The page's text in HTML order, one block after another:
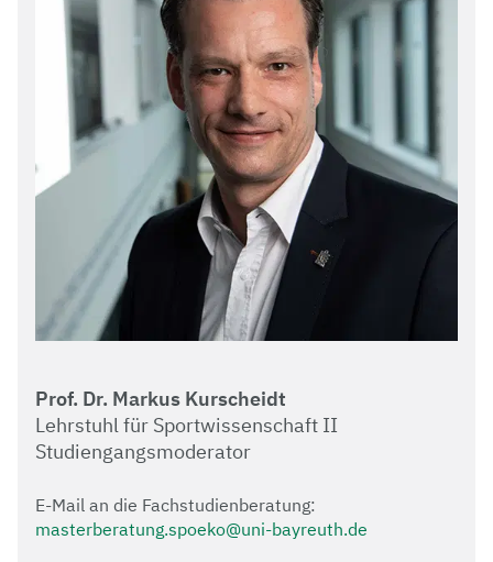
Prof. Dr. Markus Kurscheidt
Lehrstuhl für Sportwissenschaft II
Studiengangsmoderator
E-Mail an die Fachstudienberatung:
masterberatung.spoeko@uni-bayreuth.de